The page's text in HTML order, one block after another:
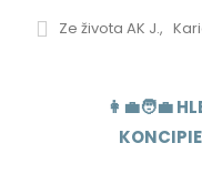
Ze života AK J.
👩‍💼🧑‍💼